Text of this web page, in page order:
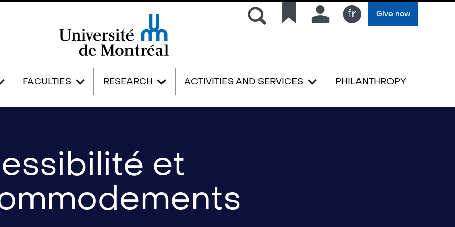
Search Quick Connection Give now
FACULTIES RESEARCH ACTIVITIES AND SERVICES PHILANTHROPY
et